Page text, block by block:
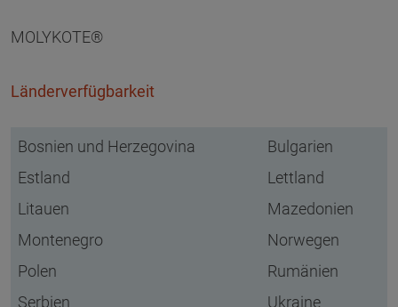
MOLYKOTE®
Länderverfügbarkeit
Bosnien und Herzegovina
Bulgarien
Estland
Lettland
Litauen
Mazedonien
Montenegro
Norwegen
Polen
Rumänien
Serbien
Ukraine